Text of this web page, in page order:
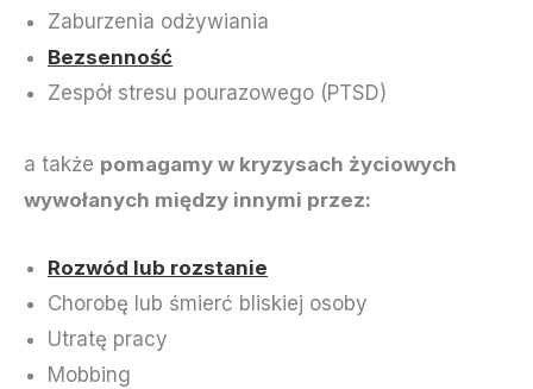
Zaburzenia odżywiania
Bezsenność
Zespół stresu pourazowego (PTSD)
a także pomagamy w kryzysach życiowych
wywołanych między innymi przez:
Rozwód lub rozstanie
Chorobę lub śmierć bliskiej osoby
Utratę pracy
Mobbing